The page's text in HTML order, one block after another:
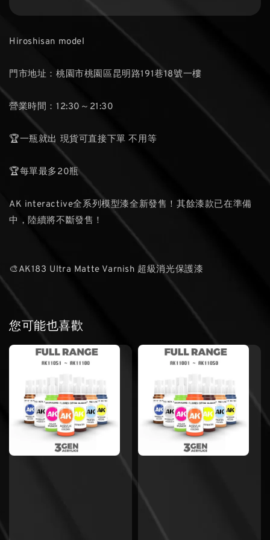
Hiroshisan model
門市地址：桃園市桃園區昆明路191巷18號一樓
營業時間：12:30～21:30
🏆一瓶就出 現貨可直接下單 不用等
🏆每單最多20瓶
AK interactive全系列模型漆全新發售！其餘漆款已在準備
中，陸續將不斷發售！
🎨AK183 Ultra Matte Varnish 超級消光保護漆
您可能也喜歡